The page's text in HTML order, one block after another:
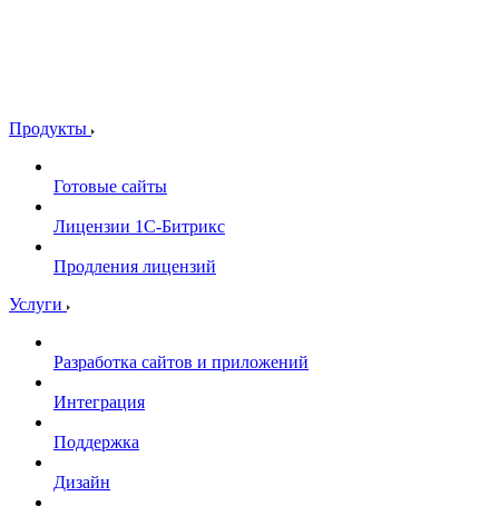
Продукты
Готовые сайты
Лицензии 1С-Битрикс
Продления лицензий
Услуги
Разработка сайтов и приложений
Интеграция
Поддержка
Дизайн